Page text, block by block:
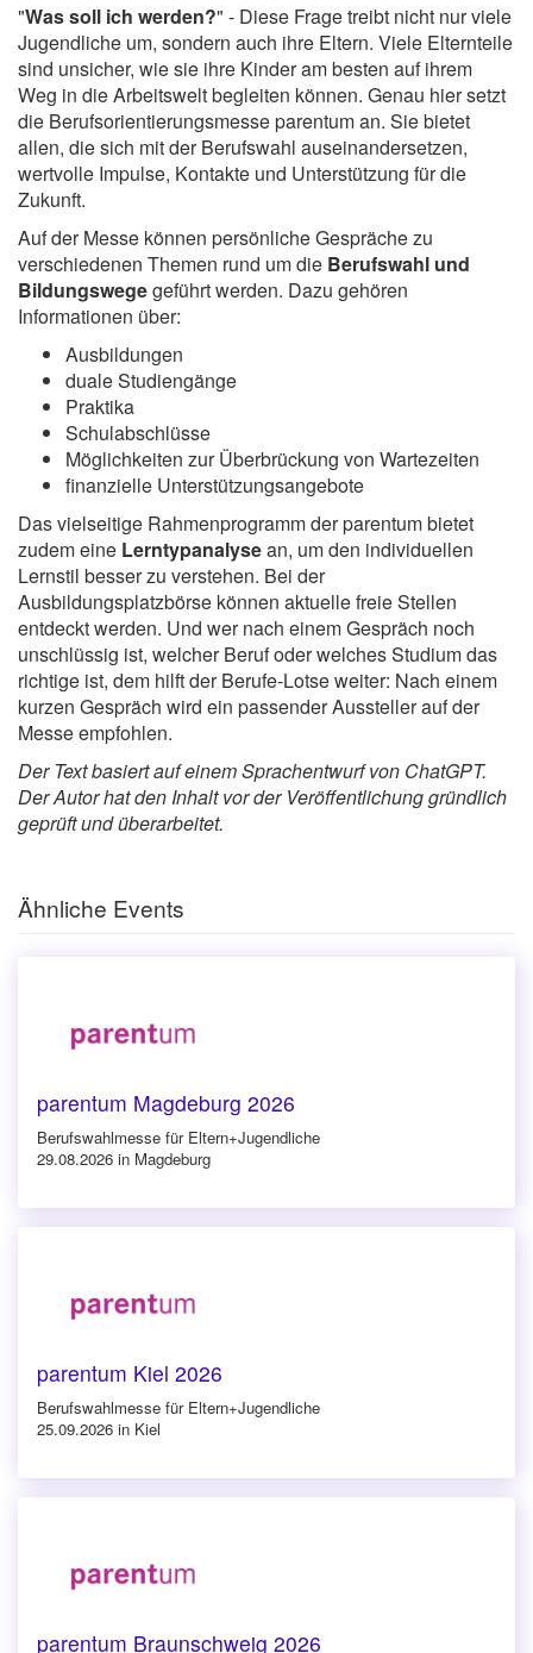
"Was soll ich werden?" - Diese Frage treibt nicht nur viele
Jugendliche um, sondern auch ihre Eltern. Viele Elternteile
sind unsicher, wie sie ihre Kinder am besten auf ihrem
Weg in die Arbeitswelt begleiten können. Genau hier setzt
die Berufsorientierungsmesse parentum an. Sie bietet
allen, die sich mit der Berufswahl auseinandersetzen,
wertvolle Impulse, Kontakte und Unterstützung für die
Zukunft.
Auf der Messe können persönliche Gespräche zu
verschiedenen Themen rund um die Berufswahl und
Bildungswegegeführt werden. Dazu gehören
Informationen über:
Ausbildungen
duale Studiengänge
Praktika
Schulabschlüsse
Möglichkeiten zur Überbrückung von Wartezeiten
finanzielle Unterstützungsangebote
Das vielseitige Rahmenprogramm der parentum bietet
zudem eine Lerntypanalysean, um den individuellen
Lernstil besser zu verstehen. Bei der
Ausbildungsplatzbörse können aktuelle freie Stellen
entdeckt werden. Und wer nach einem Gespräch noch
unschlüssig ist, welcher Beruf oder welches Studium das
richtige ist, dem hilft der Berufe-Lotse weiter: Nach einem
kurzen Gespräch wird ein passender Aussteller auf der
Messe empfohlen.
Der Text basiert auf einem Sprachentwurf von ChatGPT.
Der Autor hat den Inhalt vor der Veröffentlichung gründlich
geprüft und überarbeitet.
Ähnliche Events
parentum Magdeburg 2026
Berufswahlmesse für Eltern+Jugendliche
29.08.2026 in Magdeburg
parentum Kiel 2026
Berufswahlmesse für Eltern+Jugendliche
25.09.2026 in Kiel
parentum Braunschweig 2026